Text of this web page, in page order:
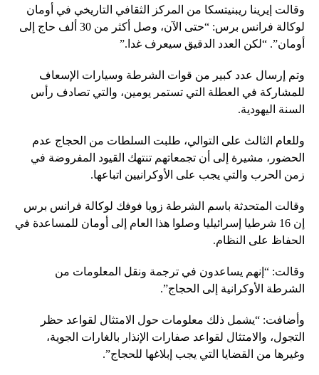
وقالت إيرينا ريبنيتسكا من المركز الثقافي التاريخي في أومان
لوكالة فرانس برس: “حتى الآن، وصل أكثر من 30 ألف حاج إلى
أومان”. “لكن العدد الدقيق سيعرف غدا.”
وتم إرسال عدد كبير من قوات الشرطة وسيارات الإسعاف
للمشاركة في العطلة التي تستمر يومين، والتي تصادف رأس
السنة اليهودية.
وللعام الثالث على التوالي، طلبت السلطات من الحجاج عدم
الحضور، مشيرة إلى أن تجمعاتهم تنتهك القيود المفروضة في
زمن الحرب والتي يجب على الأوكرانيين اتباعها.
وقالت المتحدثة باسم الشرطة زويا فوفك لوكالة فرانس برس
إن 16 شرطيا إسرائيليا وصلوا هذا العام إلى أومان للمساعدة في
الحفاظ على النظام.
وقالت: “إنهم يساعدون في ترجمة ونقل المعلومات من
الشرطة الأوكرانية إلى الحجاج”.
وأضافت: “يشمل ذلك معلومات حول الامتثال لقواعد حظر
التجول، والامتثال لقواعد صفارات الإنذار بالغارات الجوية،
وغيرها من القضايا التي يجب إبلاغها للحجاج”.